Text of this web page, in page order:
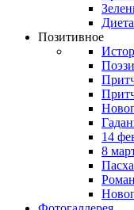
Позитивное
14
8
Пасха